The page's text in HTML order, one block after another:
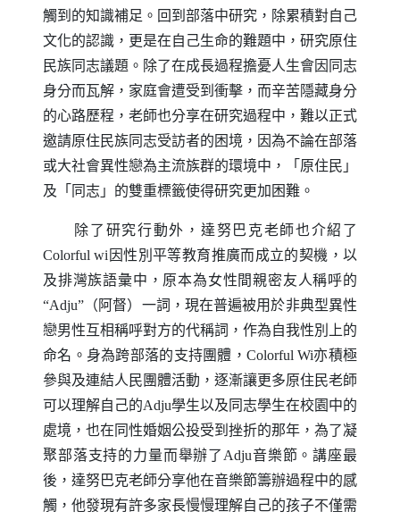
觸到的知識補足。回到部落中研究，除累積對自己
文化的認識，更是在自己生命的難題中，研究原住
民族同志議題。除了在成長過程擔憂人生會因同志
身分而瓦解，家庭會遭受到衝擊，而辛苦隱藏身分
的心路歷程，老師也分享在研究過程中，難以正式
邀請原住民族同志受訪者的困境，因為不論在部落
或大社會異性戀為主流族群的環境中，「原住民」
及「同志」的雙重標籤使得研究更加困難。
除了研究行動外，達努巴克老師也介紹了
Colorful wi 因性別平等教育推廣而成立的契機，以
及排灣族語彙中，原本為女性間親密友人稱呼的
“Adju”（阿督）一詞，現在普遍被用於非典型異性
戀男性互相稱呼對方的代稱詞，作為自我性別上的
命名。身為跨部落的支持團體， Colorful Wi亦積極
參與及連結人民團體活動，逐漸讓更多原住民老師
可以理解自己的Adju學生以及同志學生在校園中的
處境，也在同性婚姻公投受到挫折的那年，為了凝
聚部落支持的力量而舉辦了 Adju音樂節。講座最
後，達努巴克老師分享他在音樂節籌辦過程中的感
觸，他發現有許多家長慢慢理解自己的孩子不僅需